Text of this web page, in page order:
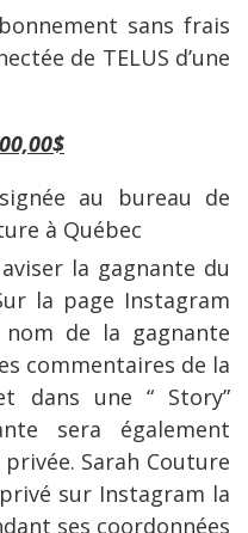
sans frais
de TELUS d’une
au bureau de
à Québec
la gagnante du
la page Instagram
de la gagnante
commentaires de la
dans une “ Story”
sera également
Sarah Couture
sur Instagram la
ses coordonnées